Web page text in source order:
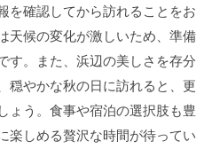
を確認してから訪れることをお
天候の変化が激しいため、準備
す。また、浜辺の美しさを存分
穏やかな秋の日に訪れると、更
ょう。食事や宿泊の選択肢も豊
楽しめる贅沢な時間が待ってい